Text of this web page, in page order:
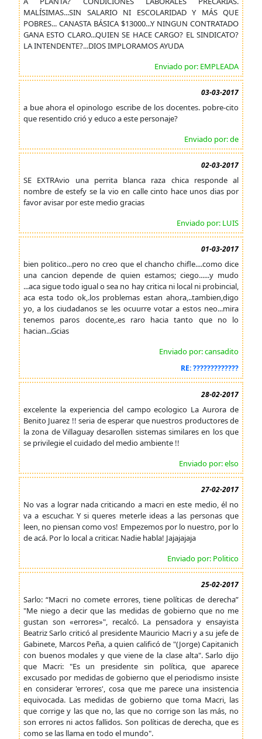
MALÍSIMAS...SIN SALARIO NI ESCOLARIDAD Y MÁS QUE
POBRES... CANASTA BÁSICA $13000...Y NINGUN CONTRATADO
GANA ESTO CLARO...QUIEN SE HACE CARGO? EL SINDICATO?
LA INTENDENTE?...DIOS IMPLORAMOS AYUDA
Enviado por: EMPLEADA
03-03-2017
a bue ahora el opinologo escribe de los docentes. pobre-cito
que resentido crió y educo a este personaje?
Enviado por: de
02-03-2017
SE EXTRAvio una perrita blanca raza chica responde al
nombre de estefy se la vio en calle cinto hace unos dias por
favor avisar por este medio gracias
Enviado por: LUIS
01-03-2017
bien politico...pero no creo que el chancho chifle....como dice
una cancion depende de quien estamos; ciego......y mudo
...aca sigue todo igual o sea no hay critica ni local ni probincial,
aca esta todo ok,.los problemas estan ahora,..tambien,digo
yo, a los ciudadanos se les ocuurre votar a estos neo...mira
tenemos paros docente,.es raro hacia tanto que no lo
hacian...Gcias
Enviado por: cansadito
RE: ?????????????
28-02-2017
excelente la experiencia del campo ecologico La Aurora de
Benito Juarez !! seria de esperar que nuestros productores de
la zona de Villaguay desarollen sistemas similares en los que
se privilegie el cuidado del medio ambiente !!
Enviado por: elso
27-02-2017
No vas a lograr nada criticando a macri en este medio, él no
va a escuchar. Y si queres meterle ideas a las personas que
leen, no piensan como vos! Empezemos por lo nuestro, por lo
de acá. Por lo local a criticar. Nadie habla! Jajajajaja
Enviado por: Politico
25-02-2017
Sarlo: “Macri no comete errores, tiene políticas de derecha”
"Me niego a decir que las medidas de gobierno que no me
gustan son «errores»", recalcó. La pensadora y ensayista
Beatriz Sarlo criticó al presidente Mauricio Macri y a su jefe de
Gabinete, Marcos Peña, a quien calificó de "(Jorge) Capitanich
con buenos modales y que viene de la clase alta". Sarlo dijo
que Macri: "Es un presidente sin política, que aparece
excusado por medidas de gobierno que el periodismo insiste
en considerar 'errores', cosa que me parece una insistencia
equivocada. Las medidas de gobierno que toma Macri, las
que corrige y las que no, las que no corrige son las más, no
son errores ni actos fallidos. Son políticas de derecha, que es
como se las llama en todo el mundo".